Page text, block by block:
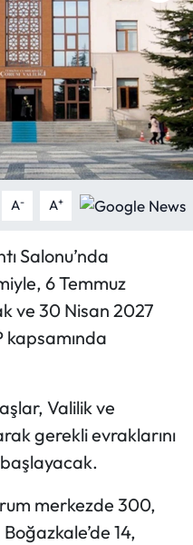
A- A+
Salonu’nda
6 Temmuz
ve 30 Nisan 2027
Valilik ve
gerekli evraklarını
merkezde 300,
14,